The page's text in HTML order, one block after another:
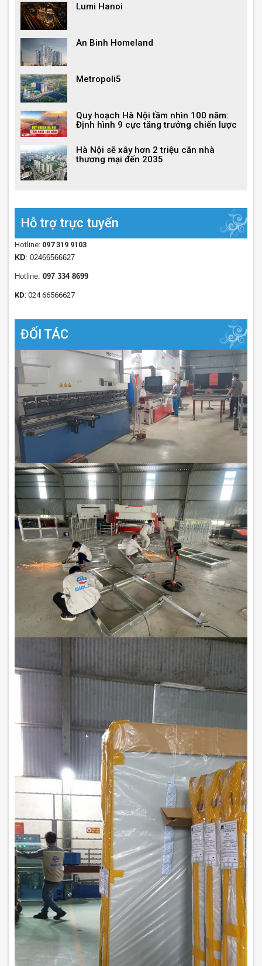
Lumi Hanoi
An Binh Homeland
Metropoli5
Quy hoạch Hà Nội tầm nhìn 100 năm:
Định hình 9 cực tăng trưởng chiến lược
Hà Nội sẽ xây hơn 2 triệu căn nhà
thương mại đến 2035
Hỗ trợ trực tuyến
Hotline: 097 319 9103
KD: 02466566627
Hotline: 097 334 8699
KD: 024 66566627
ĐỐI TÁC